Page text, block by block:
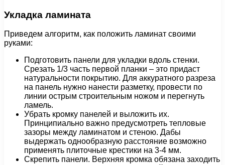
Укладка ламината
Приведем алгоритм, как положить ламинат своими
руками:
Подготовить панели для укладки вдоль стенки.
Срезать 1/3 часть первой планки – это придаст
натуральности покрытию. Для аккуратного разреза
на панель нужно нанести разметку, провести по
линии острым строительным ножом и перегнуть
ламель.
Убрать кромку панелей и выложить их.
Принципиально важно предусмотреть тепловые
зазоры между ламинатом и стеною. Дабы
выдержать однообразную расстояние возможно
применять плиточные крестики на 3-4 мм.
Скрепить панели. Верхняя кромка обязана заходить